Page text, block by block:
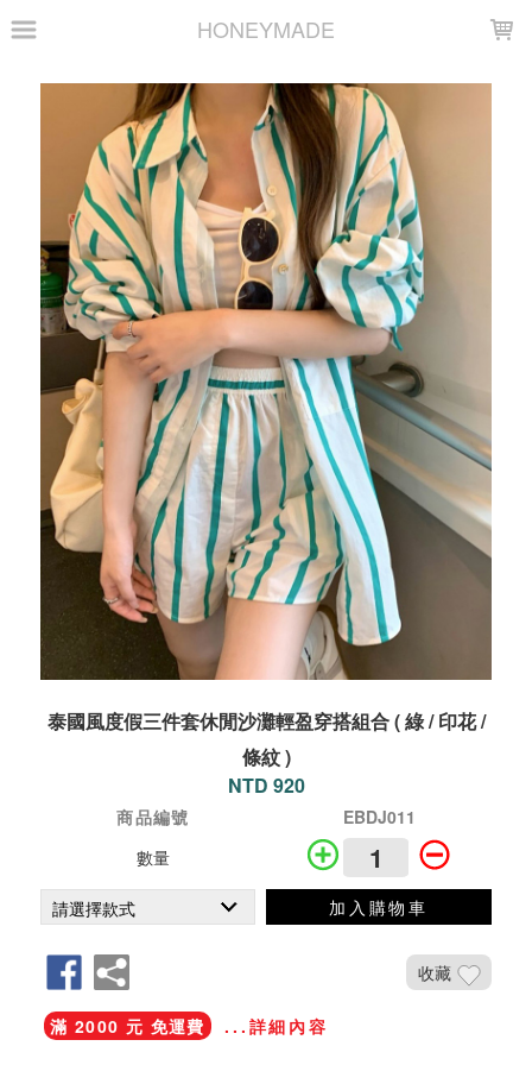
HONEYMADE
泰國風度假三件套休閒沙灘輕盈穿搭組合 ( 綠 / 印花 /
條紋 )
NTD 920
商品編號
EBDJ011
數量
加入購物車
收藏
滿 2000 元 免運費 ...詳細內容